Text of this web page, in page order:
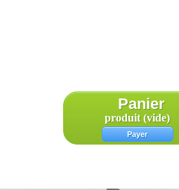
Panier
produit (vide)
Payer